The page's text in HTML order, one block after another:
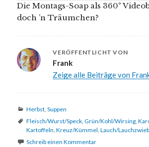
Die Montags-Soap als 360°
doch ’n Träumchen?
VERÖFFENTLICHT VON
Frank
Zeige alle Beiträge von
Kategorien
Herbst,Suppen
Schlagwörter
Fleisch/Wurst/Speck,Grün/Kohl/Wirsing,
Kartoffeln,Kreuz/Kümmel,Lauch/
Schreib einen Kommentar